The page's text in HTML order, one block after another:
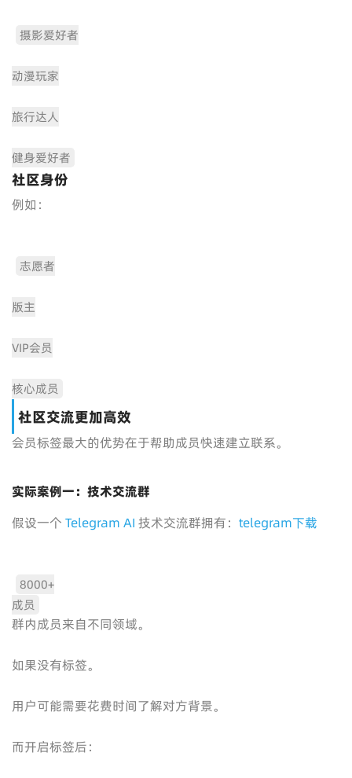
摄影爱好者
动漫玩家
旅行达人
健身爱好者
社区身份
例如：
志愿者
版主
VIP会员
核心成员
社区交流更加高效
会员标签最大的优势在于帮助成员快速建立联系。
实际案例一：技术交流群
假设一个 Telegram AI 技术交流群拥有： telegram下载
8000+
成员
群内成员来自不同领域。
如果没有标签。
用户可能需要花费时间了解对方背景。
而开启标签后：